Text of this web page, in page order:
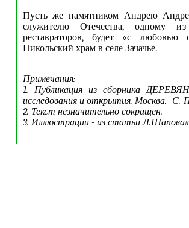
Пусть же памятником Андрею
служителю Отечества, одному
реставраторов, будет «с
Никольский храм в селе Зачачье.
Примечания:
1. Публикация из сборника
исследования и открытия. Москва.- С.-
2. Текст незначительно сокращен.
3. Иллюстрации - из статьи